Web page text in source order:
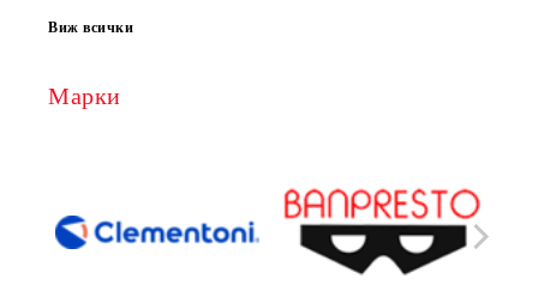
Виж всички
Марки